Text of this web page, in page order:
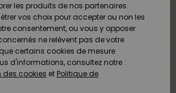
Quiksilver
les produits de nos partenaires.
vos choix pour accepter ou non les
consentement, ou vous y opposer
ne relèvent pas de votre
certains cookies de mesure
d'informations, consultez notre :
des cookies et Politique de